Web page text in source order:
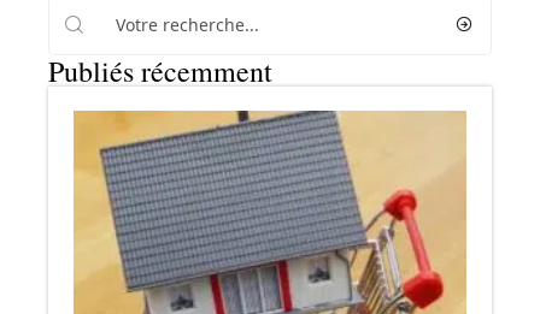
Publiés récemment